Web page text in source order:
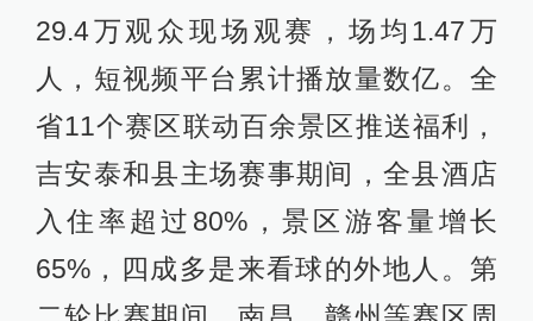
29.4万观众现场观赛，场均1.47万
人，短视频平台累计播放量数亿。全
省11个赛区联动百余景区推送福利，
吉安泰和县主场赛事期间，全县酒店
入住率超过80%，景区游客量增长
65%，四成多是来看球的外地人。第